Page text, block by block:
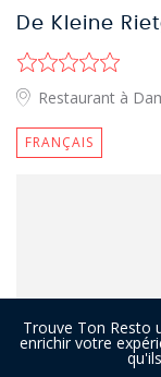
De Kleine
Restaurant à
FRANÇAIS
Trouve Ton Resto
enrichir votre